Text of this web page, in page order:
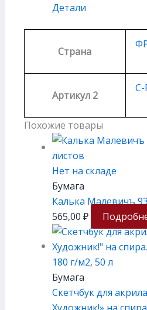
Детали
Страна
Артикул 2
C-
Похожие товары
Нет на складе
Бумага
Калька Малевичъ
565,00 ₽
Бумага
Скетчбук для
Художник!» на